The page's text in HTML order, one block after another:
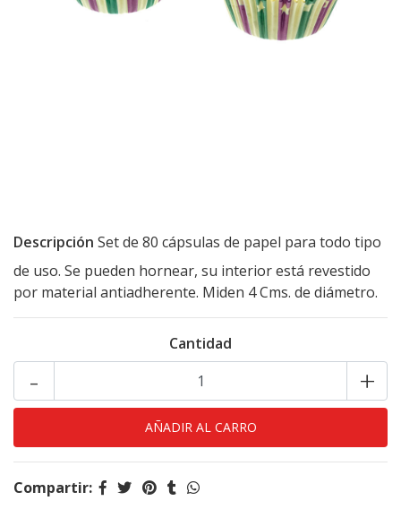
Descripción Set de 80 cápsulas de papel para todo tipo
de uso. Se pueden hornear, su interior está revestido
por material antiadherente. Miden 4 Cms. de diámetro.
Cantidad
+
-
Compartir: